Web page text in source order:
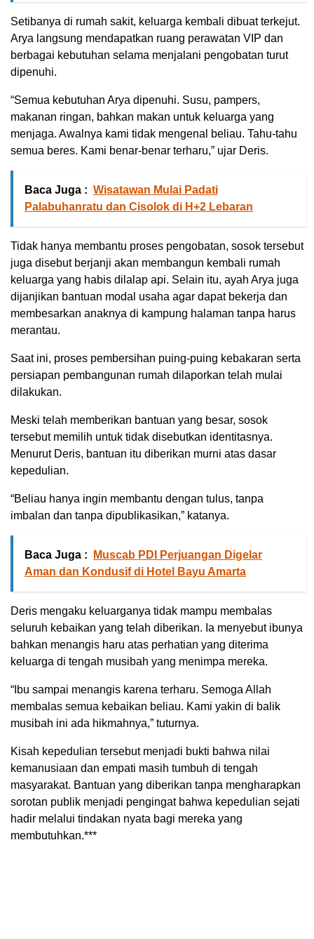
Setibanya di rumah sakit, keluarga kembali dibuat terkejut.
Arya langsung mendapatkan ruang perawatan VIP dan
berbagai kebutuhan selama menjalani pengobatan turut
dipenuhi.
“Semua kebutuhan Arya dipenuhi. Susu, pampers,
makanan ringan, bahkan makan untuk keluarga yang
menjaga. Awalnya kami tidak mengenal beliau. Tahu-tahu
semua beres. Kami benar-benar terharu,” ujar Deris.
Baca Juga : Wisatawan Mulai Padati
Palabuhanratu dan Cisolok di H+2 Lebaran
Tidak hanya membantu proses pengobatan, sosok tersebut
juga disebut berjanji akan membangun kembali rumah
keluarga yang habis dilalap api. Selain itu, ayah Arya juga
dijanjikan bantuan modal usaha agar dapat bekerja dan
membesarkan anaknya di kampung halaman tanpa harus
merantau.
Saat ini, proses pembersihan puing-puing kebakaran serta
persiapan pembangunan rumah dilaporkan telah mulai
dilakukan.
Meski telah memberikan bantuan yang besar, sosok
tersebut memilih untuk tidak disebutkan identitasnya.
Menurut Deris, bantuan itu diberikan murni atas dasar
kepedulian.
“Beliau hanya ingin membantu dengan tulus, tanpa
imbalan dan tanpa dipublikasikan,” katanya.
Baca Juga :
Muscab PDI Perjuangan Digelar
Aman dan Kondusif di Hotel Bayu Amarta
Deris mengaku keluarganya tidak mampu membalas
seluruh kebaikan yang telah diberikan. Ia menyebut ibunya
bahkan menangis haru atas perhatian yang diterima
keluarga di tengah musibah yang menimpa mereka.
“Ibu sampai menangis karena terharu. Semoga Allah
membalas semua kebaikan beliau. Kami yakin di balik
musibah ini ada hikmahnya,” tuturnya.
Kisah kepedulian tersebut menjadi bukti bahwa nilai
kemanusiaan dan empati masih tumbuh di tengah
masyarakat. Bantuan yang diberikan tanpa mengharapkan
sorotan publik menjadi pengingat bahwa kepedulian sejati
hadir melalui tindakan nyata bagi mereka yang
membutuhkan.***